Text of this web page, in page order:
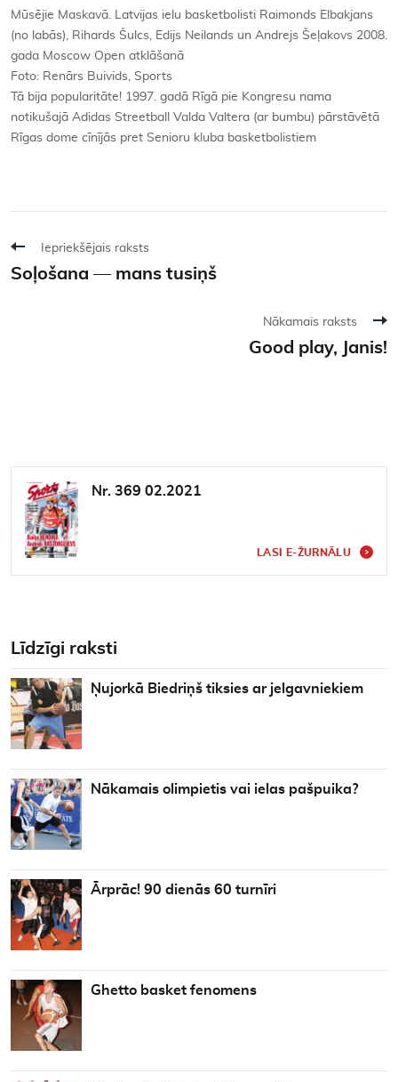
Mūsējie Maskavā. Latvijas ielu basketbolisti Raimonds Elbakjans
(no labās), Rihards Šulcs, Edijs Neilands un Andrejs Šeļakovs 2008.
gada Moscow Open atklāšanā
Foto: Renārs Buivids, Sports
Tā bija popularitāte! 1997. gadā Rīgā pie Kongresu nama
notikušajā Adidas Streetball Valda Valtera (ar bumbu) pārstāvētā
Rīgas dome cīnījās pret Senioru kluba basketbolistiem
Iepriekšējais raksts
Soļošana — mans tusiņš
Nākamais raksts
Good play, Janis!
Nr. 369 02.2021
LASI E-ŽURNĀLU
Līdzīgi raksti
Ņujorkā Biedriņš tiksies ar jelgavniekiem
Nākamais olimpietis vai ielas pašpuika?
Ārprāc! 90 dienās 60 turnīri
Ghetto basket fenomens